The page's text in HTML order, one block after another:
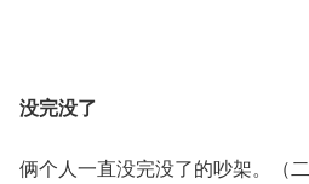
没完没了
俩个人一直没完没了的吵架。（